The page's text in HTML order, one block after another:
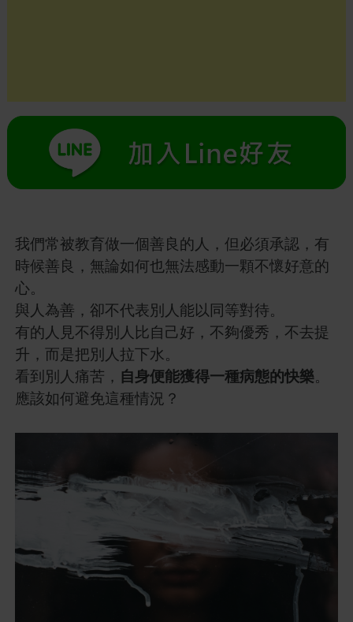
我們常被教育做一個善良的人，但必須承認，有
時候善良，無論如何也無法感動一顆不懷好意的
心。
與人為善，卻不代表別人能以同等對待。
有的人見不得別人比自己好，不夠優秀，不去提
升，而是把別人拉下水。
看到別人痛苦， 自身便能獲得一種病態的快樂。
應該如何避免這種情況？